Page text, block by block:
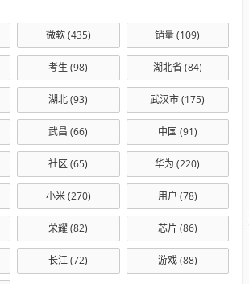
微软(435) 销量(109)
考生 (98) 湖北省 (84)
湖北(93) 武汉市(175)
武昌 (66) 中国 (91)
社区 (65) 华为 (220)
小米(270) 用户 (78)
荣耀(82) 芯片 (86)
长江(72) 游戏(88)